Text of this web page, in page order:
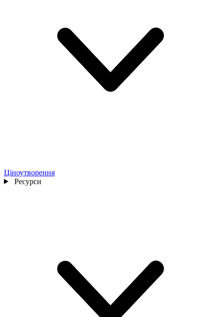
Ціноутворення
Ресурси